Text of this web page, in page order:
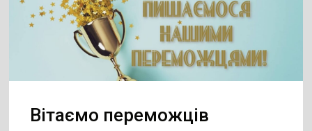
Вітаємо переможців